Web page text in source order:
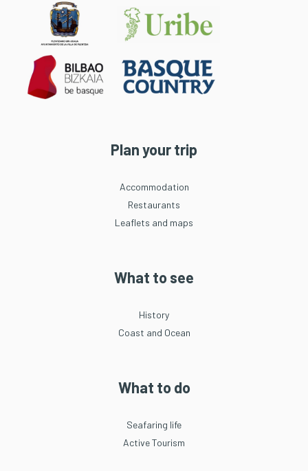
Plan your trip
Accommodation
Restaurants
Leaflets and maps
What to see
History
Coast and Ocean
What to do
Seafaring life
Active Tourism